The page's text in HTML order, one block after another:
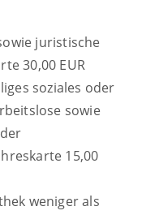
juristische
30,00 EUR
soziales oder
sowie
15,00
weniger als